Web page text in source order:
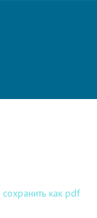
сохранить как pdf